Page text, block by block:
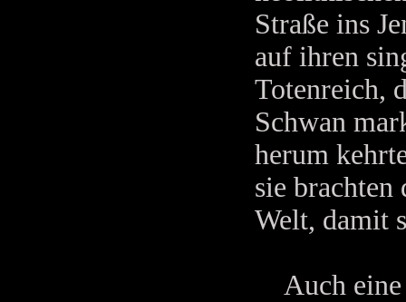
Straße ins
auf ihren
Totenreich,
Schwan
herum
sie brachten
Welt, damit
Auch eine